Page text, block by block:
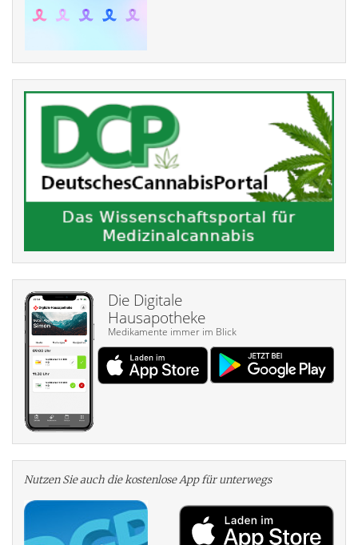
Die Digitale
Hausapotheke
Medikamente immer im Blick
Nutzen Sie auch die kosten­lose App für unterwegs